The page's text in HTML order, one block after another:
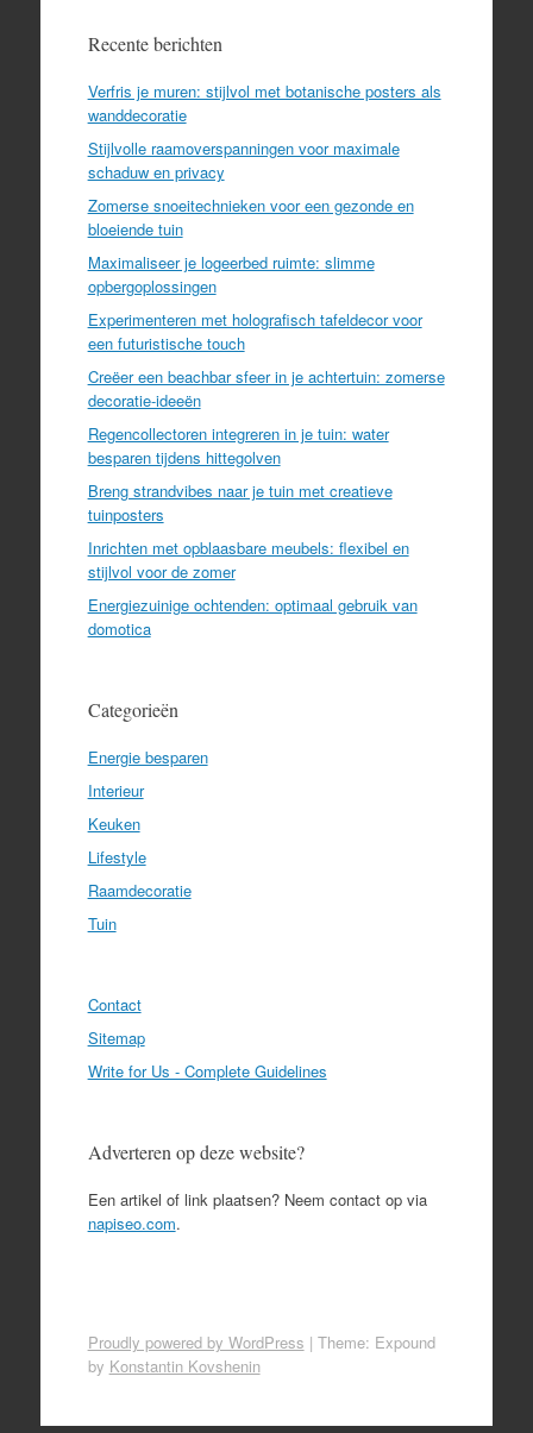
Recente berichten
Verfris je muren: stijlvol met botanische posters als
wanddecoratie
Stijlvolle raamoverspanningen voor maximale
schaduw en privacy
Zomerse snoeitechnieken voor een gezonde en
bloeiende tuin
Maximaliseer je logeerbed ruimte: slimme
opbergoplossingen
Experimenteren met holografisch tafeldecor voor
een futuristische touch
Creëer een beachbar sfeer in je achtertuin: zomerse
decoratie-ideeën
Regencollectoren integreren in je tuin: water
besparen tijdens hittegolven
Breng strandvibes naar je tuin met creatieve
tuinposters
Inrichten met opblaasbare meubels: flexibel en
stijlvol voor de zomer
Energiezuinige ochtenden: optimaal gebruik van
domotica
Categorieën
Energie besparen
Interieur
Keuken
Lifestyle
Raamdecoratie
Tuin
Contact
Sitemap
Write for Us - Complete Guidelines
Adverteren op deze website?
Een artikel of link plaatsen? Neem contact op via
napiseo.com.
Proudly powered by WordPress | Theme: Expound
by Konstantin Kovshenin